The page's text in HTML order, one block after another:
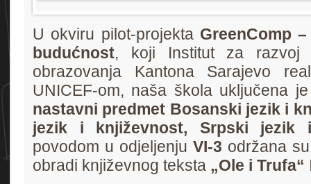
U okviru pilot-projekta GreenComp
budućnost, koji Institut za razvoj
obrazovanja Kantona Sarajevo
UNICEF-om, naša škola uključena
nastavni predmet Bosanski jezik i
jezik i književnost, Srpski jezik
povodom u odjeljenju VI-3 održana
obradi književnog teksta „Ole i Trufa“